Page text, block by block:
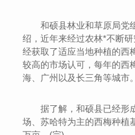
和硕县林业和草原局党
绍，近年来经过农林*不断
经获取了适应当地种植的西
较高的市场认可，每年的西
海、广州以及长三角等城市。
据了解，和硕县已经形
场、苏哈特为主的西梅种植